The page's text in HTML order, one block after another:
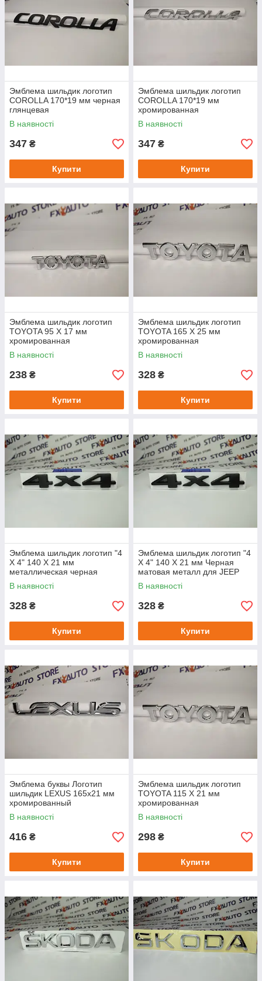
Эмблема шильдик логотип
COROLLA 170*19 мм черная
глянцевая
В наявності
347 ₴
Купити
Эмблема шильдик логотип
COROLLA 170*19 мм
хромированная
В наявності
347 ₴
Купити
Эмблема шильдик логотип
TOYOTA 95 Х 17 мм
хромированная
В наявності
238 ₴
Купити
Эмблема шильдик логотип
TOYOTA 165 Х 25 мм
хромированная
В наявності
328 ₴
Купити
Эмблема шильдик логотип "4
X 4" 140 Х 21 мм
металлическая черная
матовая
В наявності
328 ₴
Купити
Эмблема шильдик логотип "4
X 4" 140 Х 21 мм Черная
матовая металл для JEEP
Compass Patriot Cherokee
Gr.C
В наявності
328 ₴
Купити
Эмблема буквы Логотип
шильдик LEXUS 165х21 мм
хромированный
В наявності
416 ₴
Купити
Эмблема шильдик логотип
TOYOTA 115 Х 21 мм
хромированная
В наявності
298 ₴
Купити